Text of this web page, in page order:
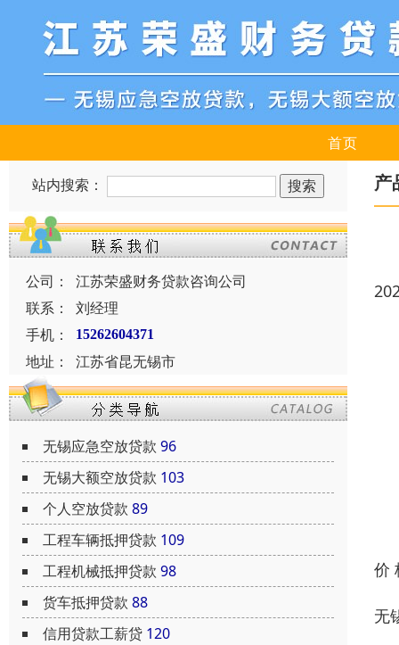
首页
站内搜索：
公司：
江苏荣盛财务贷款咨询公司
联系：
刘经理
手机：
15262604371
地址： 江苏省昆无锡市
无锡应急空放贷款 96
无锡大额空放贷款 103
个人空放贷款 89
工程车辆抵押贷款 109
工程机械抵押贷款 98
货车抵押贷款 88
信用贷款工薪贷 120
产
价
无